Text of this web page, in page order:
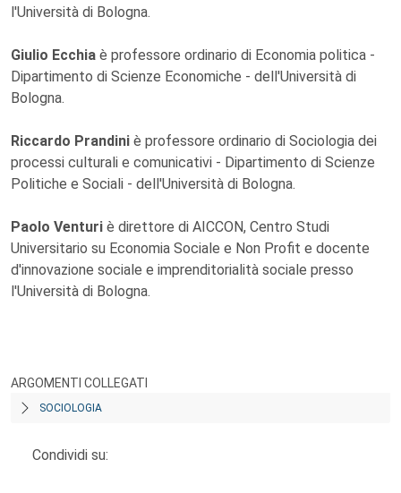
l'Università di Bologna.
Giulio Ecchia è professore ordinario di Economia politica -
Dipartimento di Scienze Economiche - dell'Università di
Bologna.
Riccardo Prandini è professore ordinario di Sociologia dei
processi culturali e comunicativi - Dipartimento di Scienze
Politiche e Sociali - dell'Università di Bologna.
Paolo Venturi è direttore di AICCON, Centro Studi
Universitario su Economia Sociale e Non Profit e docente
d'innovazione sociale e imprenditorialità sociale presso
l'Università di Bologna.
ARGOMENTI COLLEGATI
SOCIOLOGIA
Condividi su: